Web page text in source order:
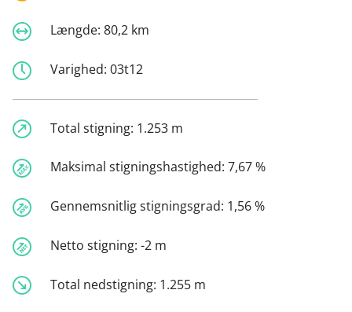
Længde: 80,2 km
Varighed: 03t12
Total stigning: 1.253 m
Maksimal stigningshastighed: 7,67 %
Gennemsnitlig stigningsgrad: 1,56 %
Netto stigning: -2 m
Total nedstigning: 1.255 m